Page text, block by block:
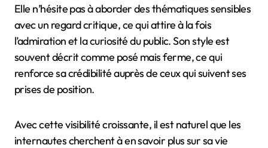
Elle n’hésite pas à aborder des thématiques sensibles
avec un regard critique, ce qui attire à la fois
l’admiration et la curiosité du public. Son style est
souvent décrit comme posé mais ferme, ce qui
renforce sa crédibilité auprès de ceux qui suivent ses
prises de position.
Avec cette visibilité croissante, il est naturel que les
internautes cherchent à en savoir plus sur sa vie